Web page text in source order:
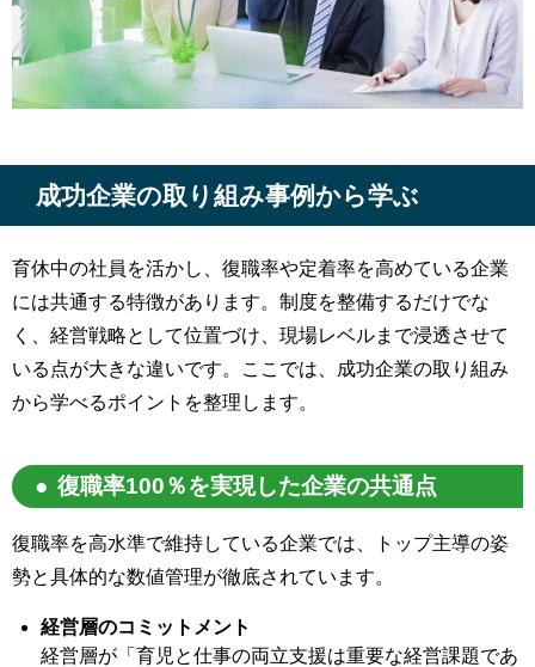
成功企業の取り組み事例から学ぶ
育休中の社員を活かし、復職率や定着率を高めている企業
には共通する特徴があります。制度を整備するだけでな
く、経営戦略として位置づけ、現場レベルまで浸透させて
いる点が大きな違いです。ここでは、成功企業の取り組み
から学べるポイントを整理します。
復職率100％を実現した企業の共通点
復職率を高水準で維持している企業では、トップ主導の姿
勢と具体的な数値管理が徹底されています。
経営層のコミットメント
経営層が「育児と仕事の両立支援は重要な経営課題であ